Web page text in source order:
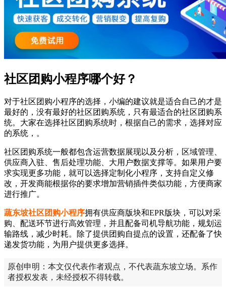
社区团购小程序哪个好？
对于社区团购小程序的选择，小编的建议就是适合自己的才是
最好的，没有最好的社区团购系统，只有最适合的社区团购系
统。大家在选择社区团购系统时，根据自己的需求，选择对应
的系统，。
社区团购系统一般都包含运营数据展现以及分析，区域管理、
供应商入驻、售后处理功能、大用户数据支撑等。如果用户要
求实现更多功能，就可以选择定制化小程序，支持自定义修
改，开发商能根据你的要求增加营销插件类似功能，方便商家
进行推广。
蔬东坡社区团购小程序拥有供应商版块和EPR版块，可以对采
购、配送环节进行高效管理，并且配备司机导航功能，规划运
输路线，减少时耗。除了提供团购自提点的设置，还配备了快
递发货功能，为用户提供更多选择。
原创申明：本文仅代表作者观点，不代表蔬东坡立场。系作
者授权发表，未经授权不得转载。